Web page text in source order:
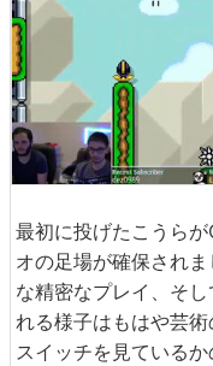
最初に投げたこうら
オの足場が確保され
な精密なプレイ、そ
れる様子はもはや芸
スイッチを見ている